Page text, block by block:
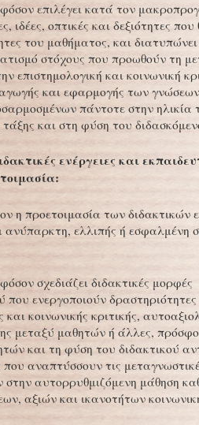
επιλέγει κατά τον
ιδέες, οπτικές και δεξιότητες
του μαθήματος, και
στόχους που προωθούν τη
επιστημολογική και κοινωνική
και εφαρμογής των
πάντοτε στην
τάξης και στη φύση του
ενέργειες και
η προετοιμασία των διδακτικών
ανύπαρκτη, ελλιπής ή εσφαλμένη
σχεδιάζει διδακτικές μορφές
που ενεργοποιούν δραστηριότητες
και κοινωνικής κριτικής,
μεταξύ μαθητών ή άλλες,
και τη φύση του διδακτικού
που αναπτύσσουν τις
αυτορρυθμιζόμενη μάθηση
αξιών και ικανοτήτων